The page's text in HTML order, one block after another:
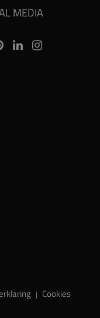
MEDIA
| Cookies